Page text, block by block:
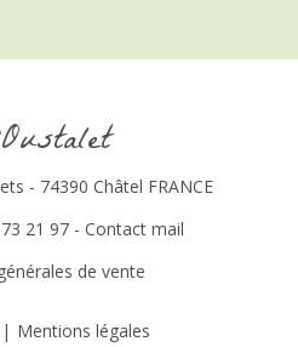
- 74390 Châtel FRANCE
21 97 - Contact mail
de vente
Mentions légales